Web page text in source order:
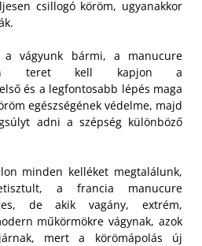
csillogó köröm, ugyanakkor
a vágyunk bármi, a manucure
teret kell kapjon a
és a legfontosabb lépés maga
egészségének védelme, majd
adni a szépség különböző
minden kelléket megtalálunk,
a francia manucure
de akik vagány, extrém,
műkörmökre vágynak, azok
mert a körömápolás új